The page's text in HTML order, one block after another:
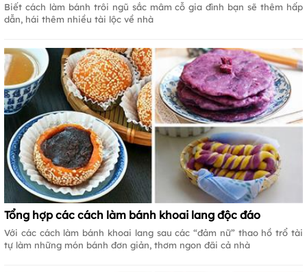
Biết cách làm bánh trôi ngũ sắc mâm cỗ gia đình bạn sẽ thêm hấp
dẫn, hái thêm nhiều tài lộc về nhà
Tổng hợp các cách làm bánh khoai lang độc đáo
Với các cách làm bánh khoai lang sau các “đảm nữ” thao hồ trổ tài
tự làm những món bánh đơn giản, thơm ngon đãi cả nhà